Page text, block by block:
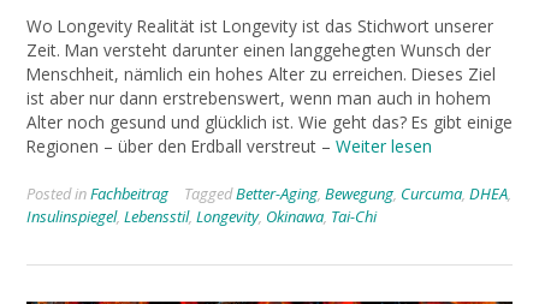
Wo Longevity Realität ist Longevity ist das Stichwort unserer
Zeit. Man versteht darunter einen langgehegten Wunsch der
Menschheit, nämlich ein hohes Alter zu erreichen. Dieses Ziel
ist aber nur dann erstrebenswert, wenn man auch in hohem
Alter noch gesund und glücklich ist. Wie geht das? Es gibt einige
Regionen – über den Erdball verstreut – Weiter lesen
Posted inFachbeitrag TaggedBetter-Aging, Bewegung, Curcuma, DHEA,
Insulinspiegel, Lebensstil, Longevity, Okinawa, Tai-Chi